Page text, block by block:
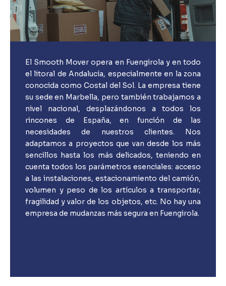
El Smooth Mover opera en Fuengirola y en todo
el litoral de Andalucía, especialmente en la zona
conocida como Costal del Sol. La empresa tiene
su sede en Marbella, pero también trabajamos a
nivel nacional, desplazándonos a todos los
rincones de España, en función de las
necesidades de nuestros clientes. Nos
adaptamos a proyectos que van desde los más
sencillos hasta los más delicados, teniendo en
cuenta todos los parámetros esenciales: acceso
a las instalaciones, estacionamiento del camión,
volumen y peso de los artículos a transportar,
fragilidad y valor de los objetos, etc. No hay una
empresa de mudanzas más segura en Fuengirola.